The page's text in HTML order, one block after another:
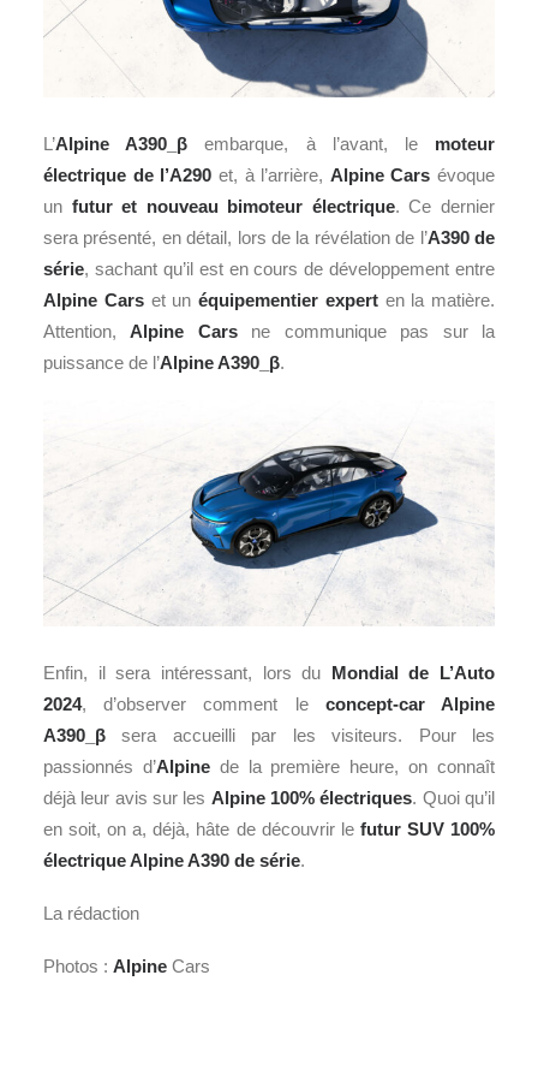
L’Alpine A390_β embarque, à l’avant, le moteur
électrique de l’A290 et, à l’arrière, Alpine Cars évoque
un futur et nouveau bimoteur électrique. Ce dernier
sera présenté, en détail, lors de la révélation de l’A390 de
série, sachant qu’il est en cours de développement entre
Alpine Carset un équipementier experten la matière.
Attention,Alpine Carsne communique pas sur la
puissance de l’Alpine A390_β.
Enfin, il sera intéressant, lors du Mondial de L’Auto
2024, d’observer comment le concept-car Alpine
A390_β sera accueilli par les visiteurs. Pour les
passionnés d’Alpinede la première heure, on connaît
déjà leur avis sur les Alpine 100% électriques. Quoi qu’il
en soit, on a, déjà, hâte de découvrir le futur SUV 100%
électrique Alpine A390 de série.
La rédaction
Photos : Alpine Cars